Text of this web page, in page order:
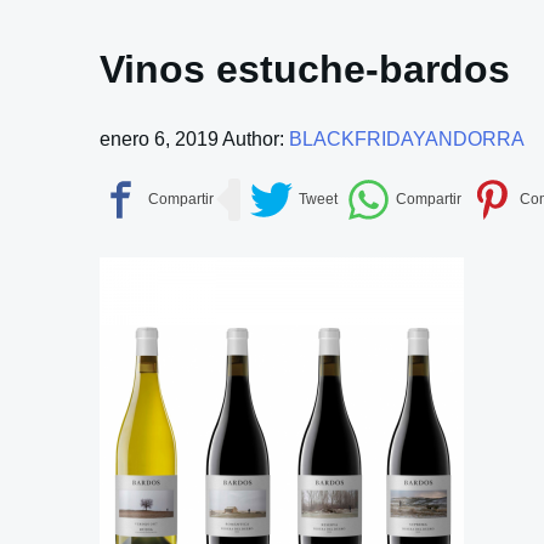
Vinos estuche-bardos
enero 6, 2019Author: BLACKFRIDAYANDORRA